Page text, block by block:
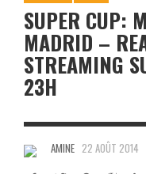
SUPER CUP:
MADRID –
STREAMING
23H
AMINE 22 AOÛT 2014